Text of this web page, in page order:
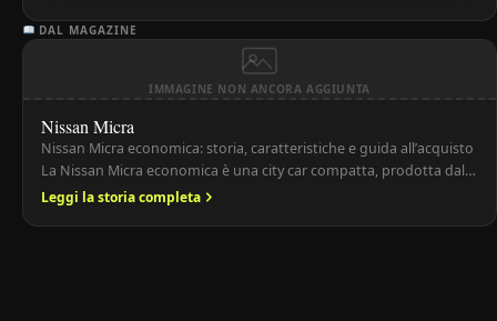
DAL MAGAZINE
IMMAGINE NON ANCORA AGGIUNTA
Nissan Micra
Nissan Micra economica: storia, caratteristiche e guida all’acquisto
La Nissan Micra economica è una city car compatta, prodotta dal
1982 ad oggi, nota per affidabilità, praticità e consumi
Leggi la storia completa